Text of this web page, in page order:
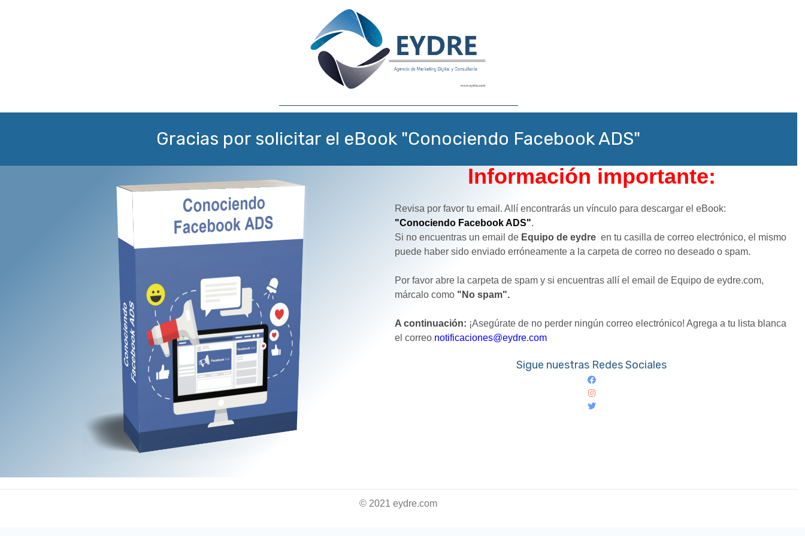
Gracias por solicitar el eBook "Conociendo Facebook ADS"
Información importante:
Revisa por favor tu email. Allí encontrarás un vínculo para descargar el eBook:
"Conociendo Facebook ADS".
Si no encuentras un email de Equipo de eydreen tu casilla de correo electrónico, el mismo
puede haber sido enviado erróneamente a la carpeta de correo no deseado o spam.
Por favor abre la carpeta de spam y si encuentras allí el email de Equipo de eydre.com,
márcalo como "No spam".
A continuación: ¡Asegúrate de no perder ningún correo electrónico! Agrega a tu lista blanca
el correo notificaciones@eydre.com
Sigue nuestras Redes Sociales
​© 2021 eydre.com